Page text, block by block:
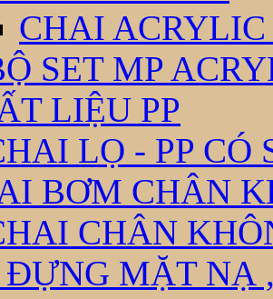
CHAI ACRYLIC
SET MP
LIỆU PP
LỌ - PP CÓ
BƠM CHÂN
CHÂN
ĐỰNG MẶT NẠ